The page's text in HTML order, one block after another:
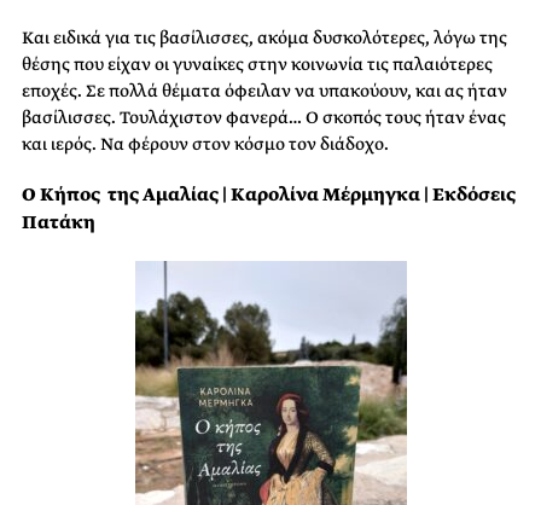
Και ειδικά για τις βασίλισσες, ακόμα δυσκολότερες, λόγω της
θέσης που είχαν οι γυναίκες στην κοινωνία τις παλαιότερες
εποχές. Σε πολλά θέματα όφειλαν να υπακούουν, και ας ήταν
βασίλισσες. Τουλάχιστον φανερά… Ο σκοπός τους ήταν ένας
και ιερός. Να φέρουν στον κόσμο τον διάδοχο.
Ο Κήπος της Αμαλίας | Καρολίνα Μέρμηγκα | Εκδόσεις
Πατάκη